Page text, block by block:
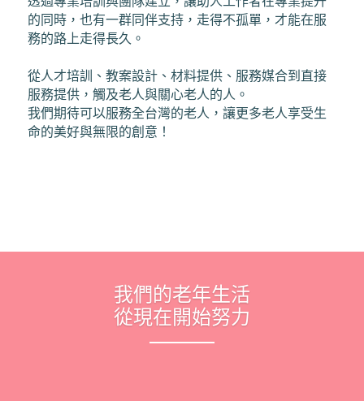
的同時，也有一群同伴支持，走得不孤單，才能在服
務的路上走得長久。
從人才培訓、教案設計、材料提供、服務媒合到直接
服務提供，觸及老人與關心老人的人。
我們期待可以服務全台灣的老人，讓更多老人享受生
命的美好與無限的創意！
我們的老年生活
從現在開始努力